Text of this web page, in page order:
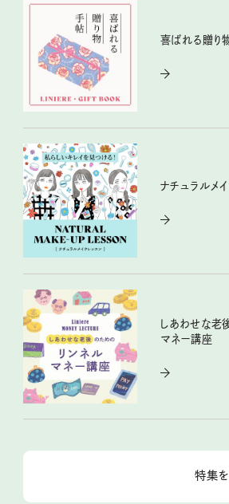
喜ばれる贈り
ナチュラルメ
しあわせな老
マネー講座
特集を